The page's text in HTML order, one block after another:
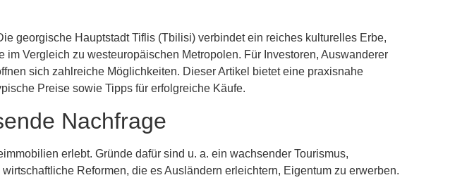
georgische Hauptstadt Tiflis (Tbilisi) verbindet ein reiches kulturelles Erbe,
Vergleich zu westeuropäischen Metropolen. Für Investoren, Auswanderer
sich zahlreiche Möglichkeiten. Dieser Artikel bietet eine praxisnahe
Preise sowie Tipps für erfolgreiche Käufe.
Nachfrage
erlebt. Gründe dafür sind u. a. ein wachsender Tourismus,
Reformen, die es Ausländern erleichtern, Eigentum zu erwerben.